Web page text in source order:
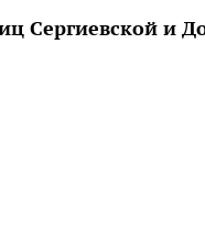
Сергиевской и